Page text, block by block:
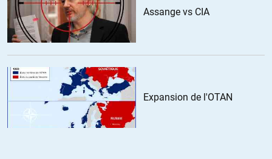
Myrkur349//25.06.2018 à 16h20
Et faire les conférences de rédaction l’après midi, c’est pas bien
sérieux tout çà à l’heure de la branchitude connectée++++,
heureuse et lymphatique. Entre les (nains?)dormeurs, regardeurs
de plafonds ou de popotins machine à café et les films de
digestion plus ou moins assumées. J’imagine même pas la non-
prise de décisions somme toute bas de gamme puisque comme
vous le dites si bien, ils/elles sont salariés.ées et la base du
salariat, c’est j’obéis, tu obéis,elle/il obéit, nous obéissons, vous
Assange vs CIA
Expansion de l'OTAN